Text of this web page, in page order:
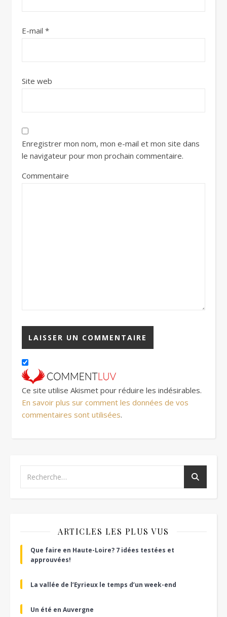
E-mail *
Site web
Enregistrer mon nom, mon e-mail et mon site dans
le navigateur pour mon prochain commentaire.
Commentaire
Ce site utilise Akismet pour réduire les indésirables.
En savoir plus sur comment les données de vos
commentaires sont utilisées.
ARTICLES LES PLUS VUS
Que faire en Haute-Loire? 7 idées testées et
approuvées!
La vallée de l’Eyrieux le temps d’un week-end
Un été en Auvergne